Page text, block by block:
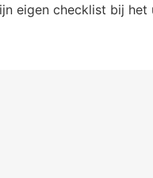
eigen checklist bij